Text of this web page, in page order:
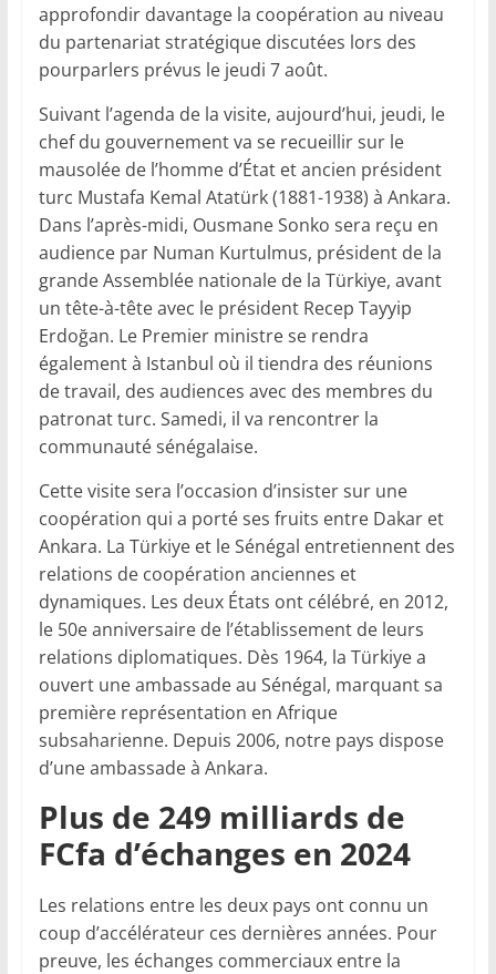
approfondir davantage la coopération au niveau
du partenariat stratégique discutées lors des
pourparlers prévus le jeudi 7 août.
Suivant l’agenda de la visite, aujourd’hui, jeudi, le
chef du gouvernement va se recueillir sur le
mausolée de l’homme d’État et ancien président
turc Mustafa Kemal Atatürk (1881-1938) à Ankara.
Dans l’après-midi, Ousmane Sonko sera reçu en
audience par Numan Kurtulmus, président de la
grande Assemblée nationale de la Türkiye, avant
un tête-à-tête avec le président Recep Tayyip
Erdoğan. Le Premier ministre se rendra
également à Istanbul où il tiendra des réunions
de travail, des audiences avec des membres du
patronat turc. Samedi, il va rencontrer la
communauté sénégalaise.
Cette visite sera l’occasion d’insister sur une
coopération qui a porté ses fruits entre Dakar et
Ankara. La Türkiye et le Sénégal entretiennent des
relations de coopération anciennes et
dynamiques. Les deux États ont célébré, en 2012,
le 50e anniversaire de l’établissement de leurs
relations diplomatiques. Dès 1964, la Türkiye a
ouvert une ambassade au Sénégal, marquant sa
première représentation en Afrique
subsaharienne. Depuis 2006, notre pays dispose
d’une ambassade à Ankara.
Plus de 249 milliards de
FCfa d’échanges en 2024
Les relations entre les deux pays ont connu un
coup d’accélérateur ces dernières années. Pour
preuve, les échanges commerciaux entre la